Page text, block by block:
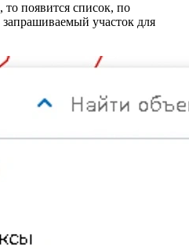
появится список, по
участок для